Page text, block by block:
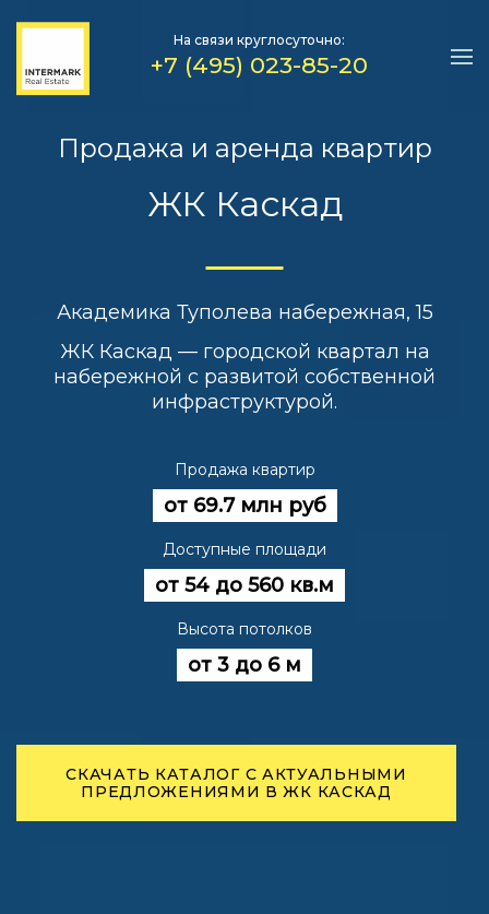
На связи круглосуточно:
+7 (495) 023-85-20
Продажа и аренда квартир
ЖК Каскад
Академика Туполева набережная, 15
ЖК Каскад — городской квартал на
набережной с развитой собственной
инфраструктурой.
Продажа квартир
от 69.7 млн руб
Доступные площади
от 54 до 560 кв.м
Высота потолков
от 3 до 6 м
СКАЧАТЬ КАТАЛОГ С АКТУАЛЬНЫМИ
ПРЕДЛОЖЕНИЯМИ В ЖК КАСКАД